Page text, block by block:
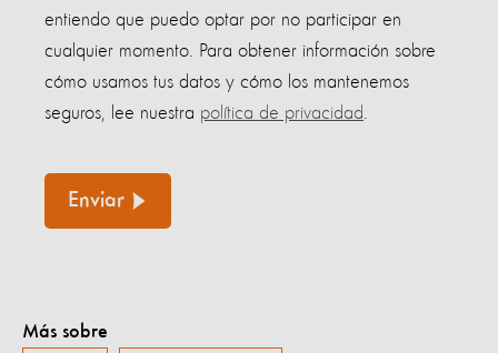
entiendo que puedo optar por no participar en
cualquier momento. Para obtener información sobre
cómo usamos tus datos y cómo los mantenemos
seguros, lee nuestra política de privacidad
Enviar
Más sobre